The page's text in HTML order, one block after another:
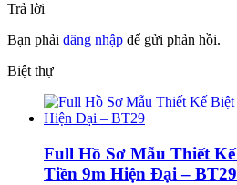
Trả lời
Bạn phải đăng nhập để gửi phản hồi.
Biệt thự
Full Hồ Sơ Mẫu Thiết
Tiền 9m Hiện Đại – BT29